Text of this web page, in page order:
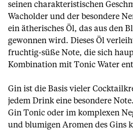
seinen charakteristischen
Wacholder und der besondere
ein ätherisches Öl, das aus den
gewonnen wird. Dieses Öl
fruchtig-süße Note, die sich
Kombination mit Tonic Water
Gin ist die Basis vieler
jedem Drink eine besondere
Gin Tonic oder im komplexen
und blumigen Aromen des Gins